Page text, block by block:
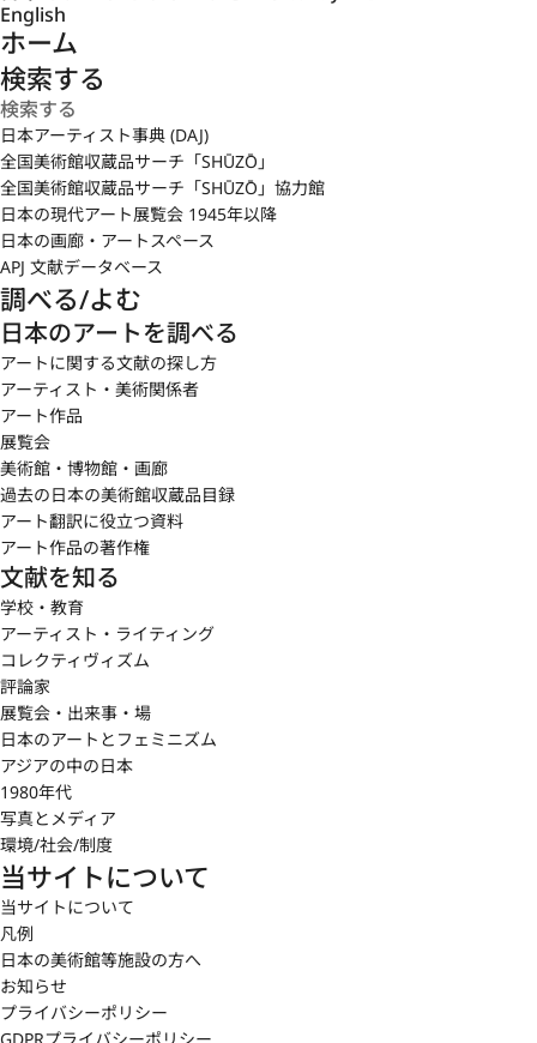
English
ホーム
検索する
日本アーティスト事典 (DAJ)
全国美術館収蔵品サーチ「SHŪZŌ」
全国美術館収蔵品サーチ「SHŪZŌ」協力館
日本の現代アート展覧会 1945年以降
日本の画廊・アートスペース
APJ 文献データベース
調べる/よむ
日本のアートを調べる
アートに関する文献の探し方
アーティスト・美術関係者
アート作品
展覧会
美術館・博物館・画廊
過去の日本の美術館収蔵品目録
アート翻訳に役立つ資料
アート作品の著作権
文献を知る
学校・教育
アーティスト・ライティング
コレクティヴィズム
評論家
展覧会・出来事・場
日本のアートとフェミニズム
アジアの中の日本
1980年代
写真とメディア
環境/社会/制度
当サイトについて
当サイトについて
凡例
日本の美術館等施設の方へ
お知らせ
プライバシーポリシー